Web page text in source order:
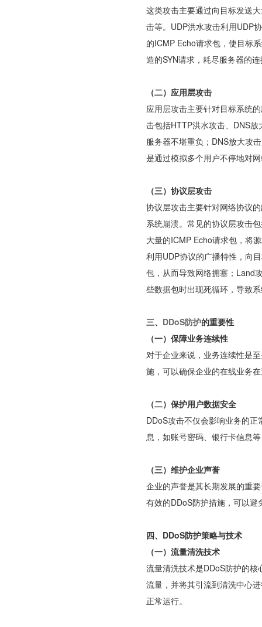
这类攻击主要通过向目标发送
击等。UDP洪水攻击利用UDP
的ICMP Echo请求包，使目标
造的SYN请求，耗尽服务器的
（二）应用层攻击
应用层攻击主要针对目标系统
击包括HTTP洪水攻击、DNS
服务器不堪重负；DNS放大攻
是通过模拟多个用户不停地对
（三）协议层攻击
协议层攻击主要针对网络协议
系统崩溃。常见的协议层攻击
大量的ICMP Echo请求包，将
利用UDP协议的广播特性，向
包，从而导致网络拥塞；Land
些数据包时出现死循环，导致
三、 DDoS防护的重要性
（一）保障业务连续性
对于企业来说，业务连续性是
施，可以确保企业的在线业务
（二）保护用户数据安全
DDoS攻击不仅会影响业务的
息，如账号密码、银行卡信息
（三）维护企业声誉
企业的声誉是其长期发展的重
有效的DDoS防护措施，可以
四、DDoS防护策略与技术
（一）流量清洗技术
流量清洗技术是DDoS防护的
流量，并将其引流到清洗中心
正常运行。